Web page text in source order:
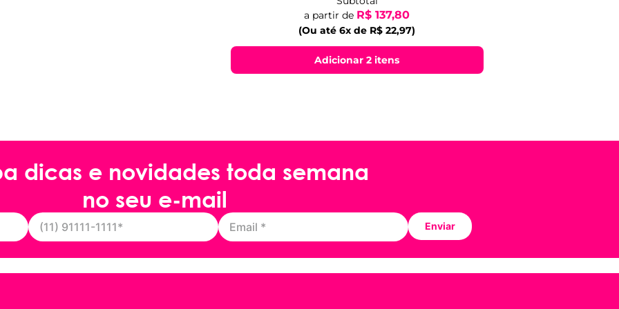
a partir de R$ 137,80
(Ou até 6x de R$ 22,97)
Adicionar 2 itens
dicas e novidades toda semana
no seu e-mail
Enviar